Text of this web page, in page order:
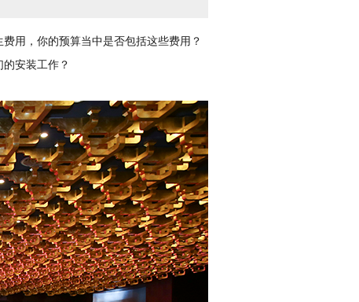
用，你的预算当中是否包括这些费用？
安装工作？